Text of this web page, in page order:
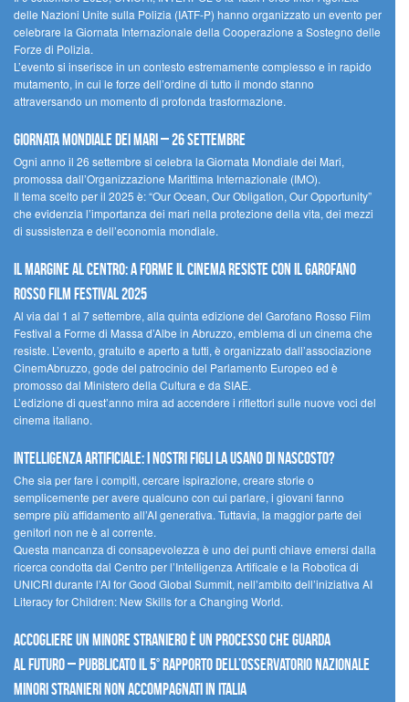
delle Nazioni Unite sulla Polizia (IATF-P) hanno organizzato un evento per
celebrare la Giornata Internazionale della Cooperazione a Sostegno delle
Forze di Polizia.
L’evento si inserisce in un contesto estremamente complesso e in rapido
mutamento, in cui le forze dell’ordine di tutto il mondo stanno
attraversando un momento di profonda trasformazione.
Giornata Mondiale dei Mari – 26 settembre
Ogni anno il 26 settembre si celebra la Giornata Mondiale dei Mari,
promossa dall’Organizzazione Marittima Internazionale (IMO).
Il tema scelto per il 2025 è: “Our Ocean, Our Obligation, Our Opportunity”
che evidenzia l’importanza dei mari nella protezione della vita, dei mezzi
di sussistenza e dell’economia mondiale.
Il margine al centro: a Forme il cinema resiste con il Garofano
Rosso Film Festival 2025
Al via dal 1 al 7 settembre, alla quinta edizione del Garofano Rosso Film
Festival a Forme di Massa d’Albe in Abruzzo, emblema di un cinema che
resiste. L’evento, gratuito e aperto a tutti, è organizzato dall’associazione
CinemAbruzzo, gode del patrocinio del Parlamento Europeo ed è
promosso dal Ministero della Cultura e da SIAE.
L’edizione di quest’anno mira ad accendere i riflettori sulle nuove voci del
cinema italiano.
Intelligenza artificiale: i nostri figli la usano di nascosto?
Che sia per fare i compiti, cercare ispirazione, creare storie o
semplicemente per avere qualcuno con cui parlare, i giovani fanno
sempre più affidamento all’AI generativa. Tuttavia, la maggior parte dei
genitori non ne è al corrente.
Questa mancanza di consapevolezza è uno dei punti chiave emersi dalla
ricerca condotta dal Centro per l’Intelligenza Artificale e la Robotica di
UNICRI durante l’AI for Good Global Summit, nell’ambito dell’iniziativa AI
Literacy for Children: New Skills for a Changing World.
Accogliere un minore straniero è un processo che guarda
al futuro – Pubblicato il 5° rapporto dell’Osservatorio Nazionale
Minori Stranieri Non Accompagnati in Italia